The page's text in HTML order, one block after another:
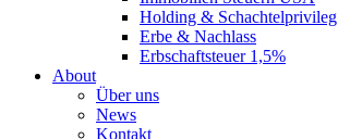
Holding & Schachtelprivileg
Erbe & Nachlass
Erbschaftsteuer 1,5%
About
Über uns
News
Kontakt